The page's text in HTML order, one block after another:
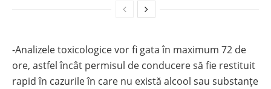
-Analizele toxicologice vor fi gata în maximum 72 de
ore, astfel încât permisul de conducere să fie restituit
rapid în cazurile în care nu există alcool sau substanțe